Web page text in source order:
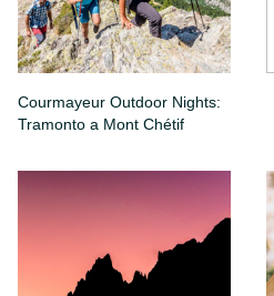
Courmayeur Outdoor Nights:
Tramonto a Mont Chétif